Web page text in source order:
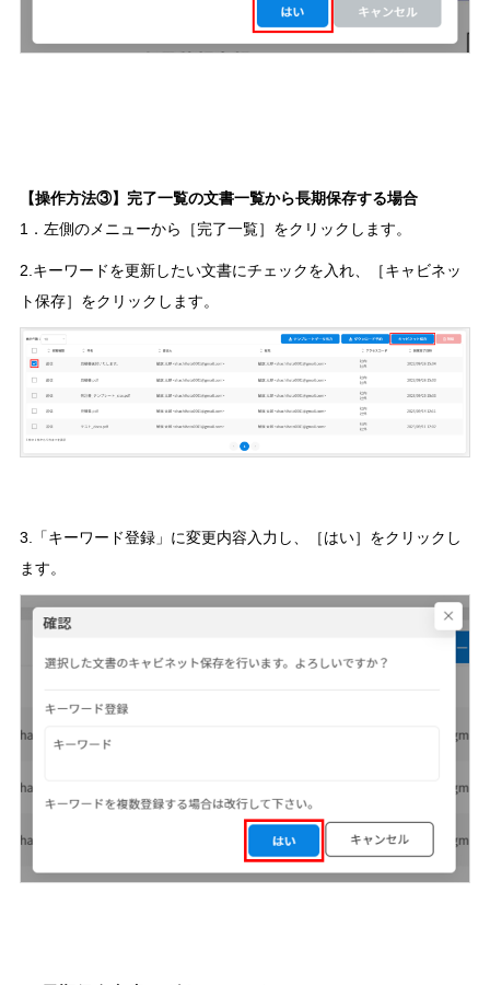
【操作方法③】完了一覧の文書一覧から長期保存する場合
1．左側のメニューから［完了一覧］をクリックします。
2.キーワードを更新したい文書にチェックを入れ、［キャビネッ
ト保存］をクリックします。
3.「キーワード登録」に変更内容入力し、［はい］をクリックし
ます。